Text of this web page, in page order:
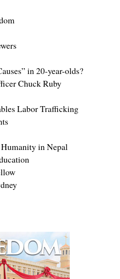
in 20-year-olds?
Chuck Ruby
Labor Trafficking
in Nepal